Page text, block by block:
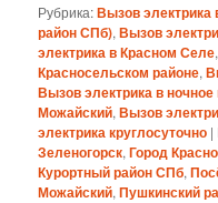
Рубрика:Вызов электрика
район СПб),Вызов
электрика в Красном Селе
Красносельском районе,
Вызов электрика в
Можайский,Вызов
электрика круглосуточно |
Зеленогорск,Город
Курортный район СПб,
Можайский,Пушкинский